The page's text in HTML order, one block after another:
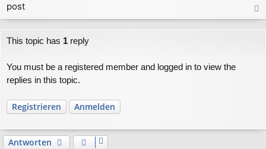
a
g
post
a
c
This topic has 1 reply
You must be a registered member and logged in to view the
replies in this topic.
Registrieren Anmelden
Antworten